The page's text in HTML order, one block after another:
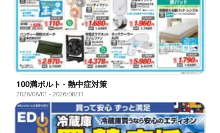
100満ボルト - 熱中症対策
2026/08/01 -2026/08/31